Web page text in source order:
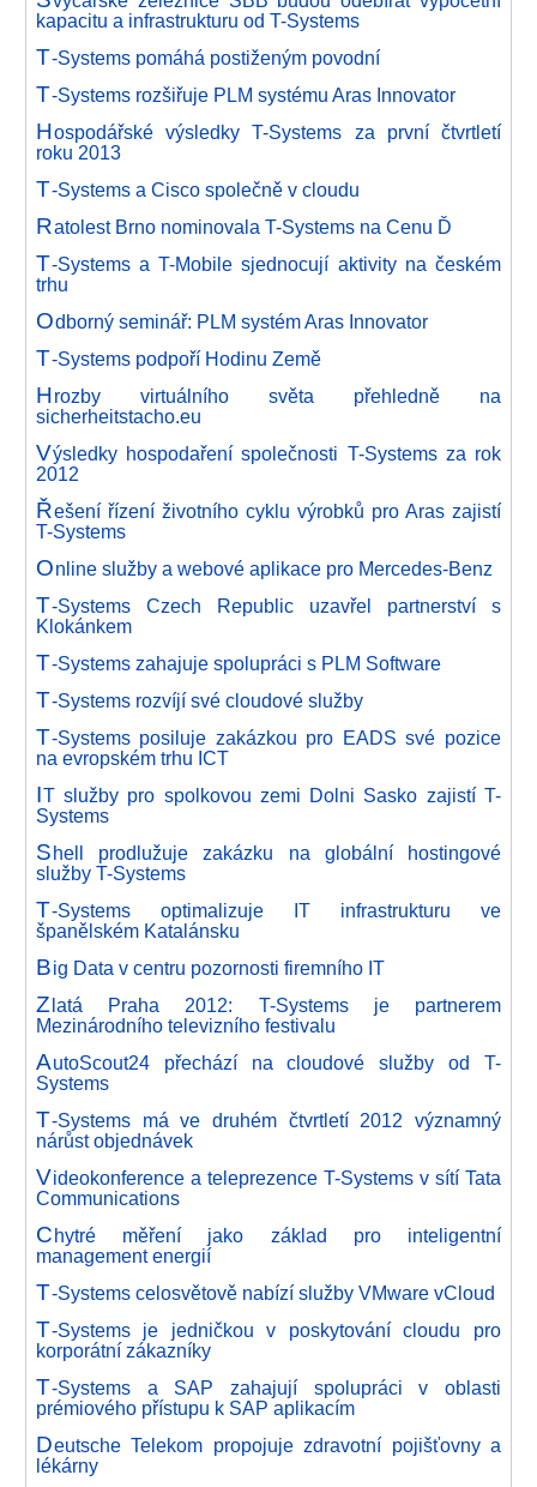
kapacitu a infrastrukturu od T-Systems
T-Systems pomáhá postiženým povodní
T-Systems rozšiřuje PLM systému Aras Innovator
Hospodářské výsledky T-Systems za první čtvrtletí
roku 2013
T-Systems a Cisco společně v cloudu
Ratolest Brno nominovala T-Systems na Cenu Ď
T-Systems a T-Mobile sjednocují aktivity na českém
trhu
Odborný seminář: PLM systém Aras Innovator
T-Systems podpoří Hodinu Země
Hrozby virtuálního světa přehledně na
sicherheitstacho.eu
Výsledky hospodaření společnosti T-Systems za rok
2012
Řešení řízení životního cyklu výrobků pro Aras zajistí
T-Systems
Online služby a webové aplikace pro Mercedes-Benz
T-Systems Czech Republic uzavřel partnerství s
Klokánkem
T-Systems zahajuje spolupráci s PLM Software
T-Systems rozvíjí své cloudové služby
T-Systems posiluje zakázkou pro EADS své pozice
na evropském trhu ICT
IT služby pro spolkovou zemi Dolni Sasko zajistí T-
Systems
Shell prodlužuje zakázku na globální hostingové
služby T-Systems
T-Systems optimalizuje IT infrastrukturu ve
španělském Katalánsku
Big Data v centru pozornosti firemního IT
Zlatá Praha 2012: T-Systems je partnerem
Mezinárodního televizního festivalu
AutoScout24 přechází na cloudové služby od T-
Systems
T-Systems má ve druhém čtvrtletí 2012 významný
nárůst objednávek
Videokonference a teleprezence T-Systems v sítí Tata
Communications
Chytré měření jako základ pro inteligentní
management energií
T-Systems celosvětově nabízí služby VMware vCloud
T-Systems je jedničkou v poskytování cloudu pro
korporátní zákazníky
T-Systems a SAP zahajují spolupráci v oblasti
prémiového přístupu k SAP aplikacím
Deutsche Telekom propojuje zdravotní pojišťovny a
lékárny